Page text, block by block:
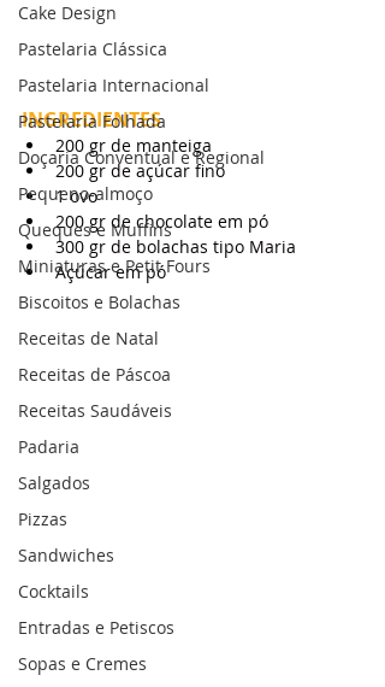
Cake Design
Pastelaria Clássica
Pastelaria Internacional
Pastelaria Folhada
Doçaria Conventual e Regional
Pequeno-almoço
Queques e Muffins
Miniaturas e Petit Fours
Biscoitos e Bolachas
Receitas de Natal
Receitas de Páscoa
Receitas Saudáveis
Padaria
Salgados
Pizzas
Sandwiches
Cocktails
Entradas e Petiscos
Sopas e Cremes
INGREDIENTES
200 gr de manteiga
200 gr de açúcar fino
1 ovo
200 gr de chocolate em pó
300 gr de bolachas tipo Maria
Açúcar em pó